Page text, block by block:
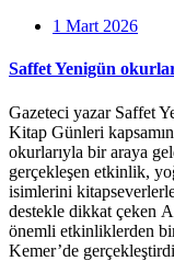
1 Mart 2026
Saffet Yenigün
Gazeteci yazar Saffet
Kitap Günleri
okurlarıyla bir araya
gerçekleşen etkinlik,
isimlerini
destekle dikkat çeken
önemli etkinliklerden
Kemer’de